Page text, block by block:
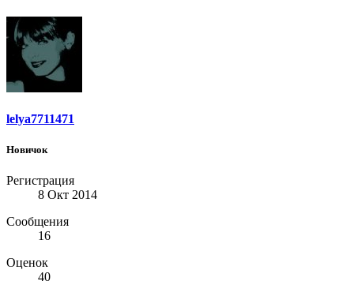
lelya7711471
Новичок
Регистрация
8 Окт 2014
Сообщения
16
Оценок
40